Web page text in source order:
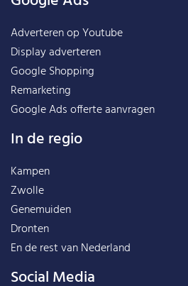
Adverteren op Youtube
Display adverteren
Google Shopping
Remarketing
Google Ads offerte aanvragen
In de regio
Kampen
Zwolle
Genemuiden
Dronten
En de rest vanNederland
Social Media